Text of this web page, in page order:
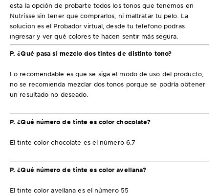
esta la opción de probarte todos los tonos que tenemos en
Nutrisse sin tener que comprarlos, ni maltratar tu pelo. La
solucion es el Probador virtual, desde tu telefono podras
ingresar y ver qué colores te hacen sentir más segura.
P. ¿Qué pasa si mezclo dos tintes de distinto tono?
Lo recomendable es que se siga el modo de uso del producto,
no se recomienda mezclar dos tonos porque se podría obtener
un resultado no deseado.
P. ¿Qué número de tinte es color chocolate?
El tinte color chocolate es el número 6.7
P. ¿Qué número de tinte es color avellana?
El tinte color avellana es el número 55